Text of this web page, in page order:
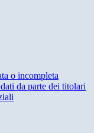
o incompleta
da parte dei titolari